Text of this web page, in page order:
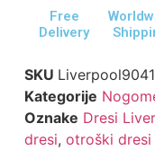
Free
Delivery
SKU
Kategorije
Oznake Dresi
dresi, otroški dresi